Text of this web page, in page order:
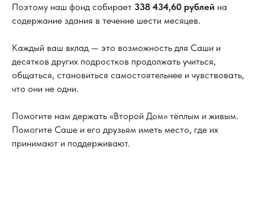
Поэтому наш фонд собирает 338 434,60 рублей на
содержание здания в течение шести месяцев.
Каждый ваш вклад — это возможность для Саши и
десятков других подростков продолжать учиться,
общаться, становиться самостоятельнее и чувствовать,
что они не одни.
Помогите нам держать «Второй Дом» тёплым и живым.
Помогите Саше и его друзьям иметь место, где их
принимают и поддерживают.